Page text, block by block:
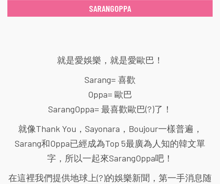
SARANGOPPA
就是愛娛樂，就是愛歐巴！
Sarang= 喜歡
Oppa= 歐巴
SarangOppa= 最喜歡歐巴(?)了！
就像Thank You，Sayonara，Boujour一樣普遍，
Sarang和Oppa已經成為Top 5最廣為人知的韓文單
字，所以一起來SarangOppa吧！
在這裡我們提供地球上(?)的娛樂新聞，第一手消息随